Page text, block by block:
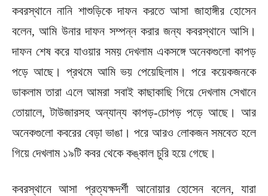
কবরস্থানে নানি শাশুড়িকে দাফন করতে আসা জাহাঙ্গীর হোসেন
বলেন, আমি উনার দাফন সম্পন্ন করার জন্য কবরস্থানে আসি।
দাফন শেষ করে যাওয়ার সময় দেখলাম একসঙ্গে অনেকগুলো কাপড়
পড়ে আছে। প্রথমে আমি ভয় পেয়েছিলাম। পরে কয়েকজনকে
ডাকলাম তারা এলে আমরা সবাই কাছাকাছি গিয়ে দেখলাম সেখানে
তোয়ালে, টাউজারসহ অন্যান্য কাপড়-চোপড় পড়ে আছে। আর
অনেকগুলো কবরের বেড়া ভাঙা। পরে আরও লোকজন সমবেত হলে
গিয়ে দেখলাম ১৯টি কবর থেকে কঙ্কাল চুরি হয়ে গেছে।
কবরস্থানে আসা প্রত্যক্ষদর্শী আনোয়ার হোসেন বলেন, যারা